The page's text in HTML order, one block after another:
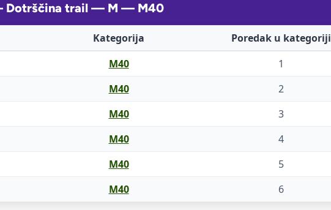
Dotrščina trail — M — M40
Kategorija Poredak u kategoriji
M40 1
M40 2
M40 3
M40 4
M40 5
M40 6